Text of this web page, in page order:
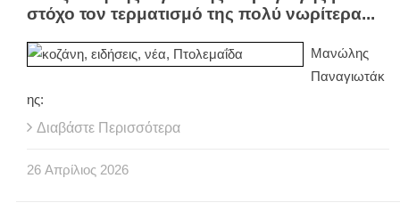
στόχο τον τερματισμό της πολύ νωρίτερα...
Μανώλης
Παναγιωτάκ
ης:
Διαβάστε Περισσότερα
26 Απρίλιος 2026